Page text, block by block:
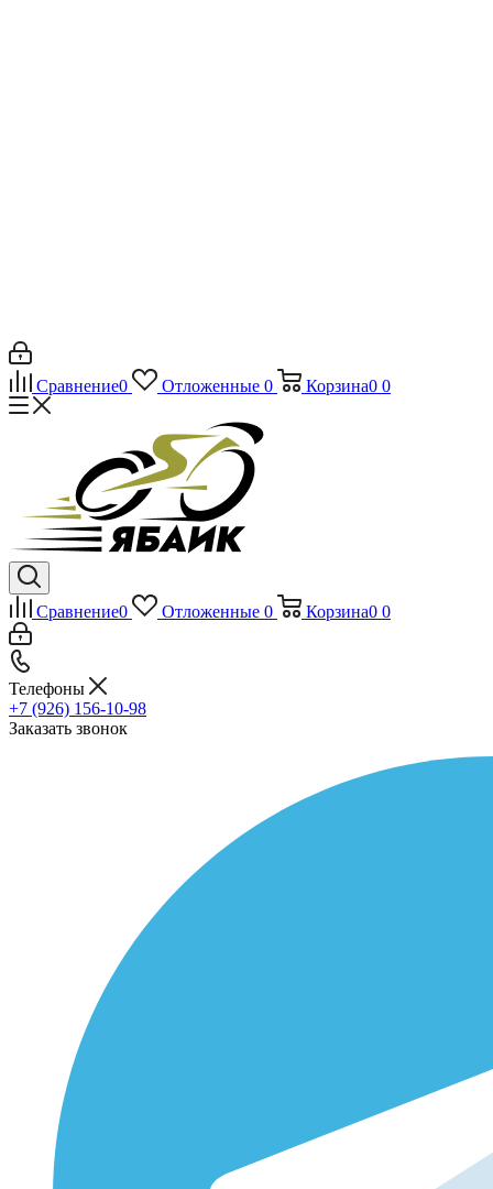
Сравнение0 Отложенные 0 Корзина0 0
Сравнение0 Отложенные 0 Корзина0 0
Телефоны
+7 (926) 156-10-98
Заказать звонок